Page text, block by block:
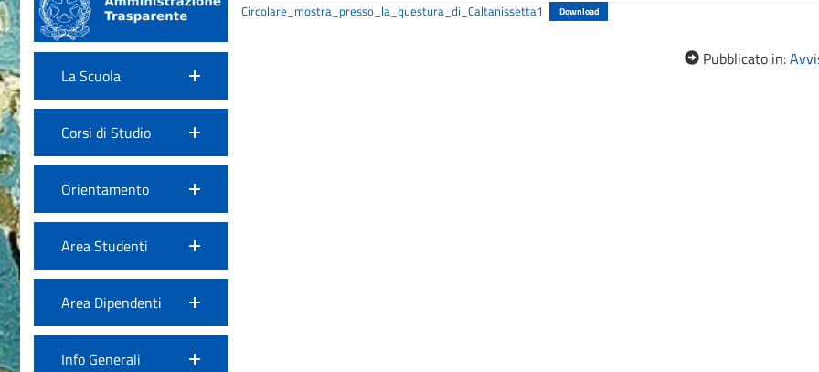
La Scuola
Corsi di Studio
Orientamento
Area Studenti
Area Dipendenti
Info Generali
Circolare_mostra_presso_la_questura_di_Caltanissetta1 Download
Pubblicato in: